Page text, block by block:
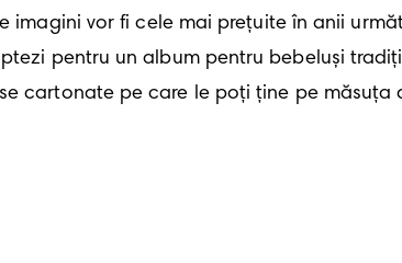
imagini vor fi cele mai prețuite în anii
pentru un album pentru bebeluși
cartonate pe care le poți ține pe măsuța